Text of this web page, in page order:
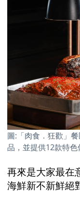
圖:「肉食．狂歡」
品，並提供12款特色
再來是大家最在
海鮮新不新鮮絕